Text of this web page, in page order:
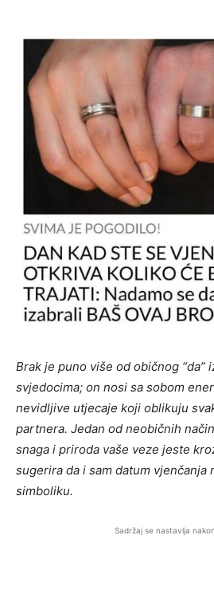
Brak je puno više od običnog “da”
svjedocima; on nosi sa sobom
nevidljive utjecaje koji oblikuju
partnera. Jedan od neobičnih
snaga i priroda vaše veze jeste
sugerira da i sam datum vjenčanja
simboliku.
Sadržaj se nastavlja